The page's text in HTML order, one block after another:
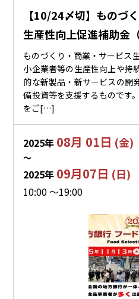
【10/24〆切】ものづ
生産性向上促進補助金
ものづくり・商業・サービス
小企業者等の生産性向上や持
的な新製品・新サービスの開
備投資等を支援するものです
をご[…]
2025年 08月 01日 (金)
〜
2025年 09月07日 (日)
10:00 ～19:00